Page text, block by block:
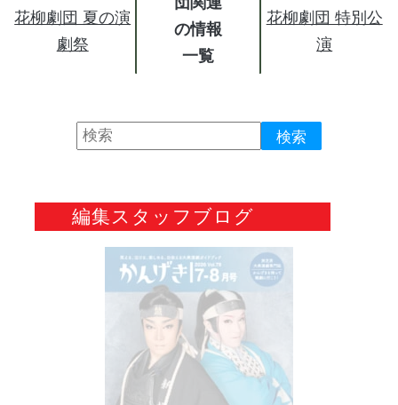
花柳劇団 夏の演
劇祭
の情報
花柳劇団 特別公
演
編集スタッフブログ